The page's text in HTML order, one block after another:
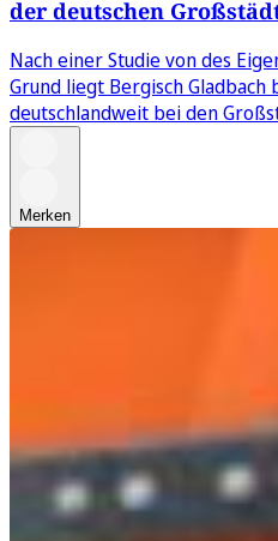
der deutschen
Nach einer Studie von des
Grund liegt Bergisch
deutschlandweit bei den
Merken